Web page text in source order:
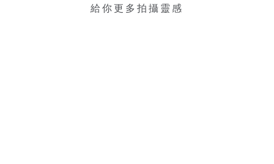
給你更多拍攝靈感